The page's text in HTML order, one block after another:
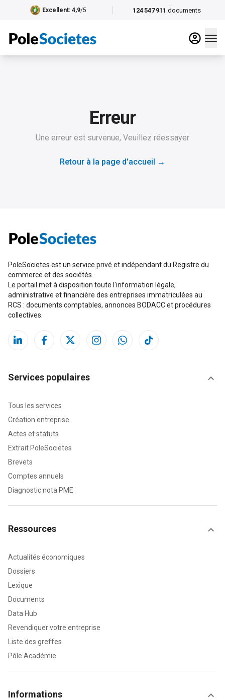
124 547 911 documents
Excellent: 4,9/5
Erreur
Une erreur est survenue, Veuillez réessayer
Retour à la page d'accueil →
PoleSocietes est un service privé et indépendant du Registre du
commerce et des sociétés.
Le portail met à disposition toute l'information légale,
administrative et financière des entreprises immatriculées au
RCS : documents comptables, annonces BODACC et procédures
collectives.
Services populaires
Tous les services
Création entreprise
Actes et statuts
Extrait PoleSocietes
Brevets
Comptes annuels
Diagnostic nota PME
Ressources
Actualités économiques
Dossiers
Lexique
Documents
Data Hub
Revendiquer votre entreprise
Liste des greffes
Pôle Académie
Informations